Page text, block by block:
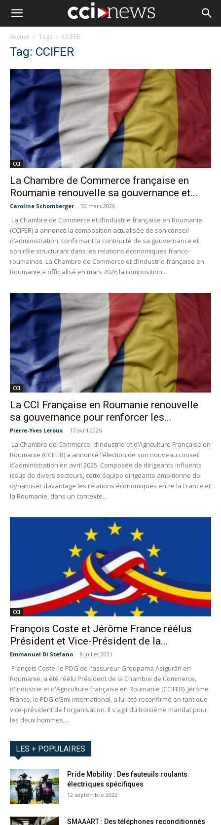
Accueil Tags CCIFER
Tag: CCIFER
CCI
La Chambre de Commerce française en
Roumanie renouvelle sa gouvernance et...
Caroline Schomberger - 30 mars 2026
La Chambre de Commerce et d’Industrie française en Roumanie
(CCIFER) a annoncé la composition actualisée de son conseil
d’administration, confirmant la continuité de sa gouvernance et
son rôle structurant dans les relations économiques franco-
roumaines. La Chambre de Commerce et d’Industrie française en
Roumanie a officialisé en mars 2026 la composition...
CCI
La CCI Française en Roumanie renouvelle
sa gouvernance pour renforcer les...
Pierre-Yves Leroux - 17 avril 2025
La Chambre de Commerce, d’Industrie et d’Agriculture Française en
Roumanie (CCIFER) a annoncé l’élection de son nouveau conseil
d’administration en avril 2025. Composée de dirigeants influents
issus de divers secteurs, cette équipe dirigeante ambitionne de
dynamiser davantage les relations économiques entre la France et
la Roumanie, dans un contexte...
CCI
François Coste et Jérôme France réélus
Président et Vice-Président de la...
Emmanuel Di Stefano - 8 juillet 2021
François Coste, le PDG de l'assureur Groupama Asigurări en
Roumanie, a été réélu Président de la Chambre de Commerce,
d'Industrie et d'Agriculture française en Roumanie (CCIFER). Jérôme
France, le PDG d'Emi International, a lui été reconfirmé en tant que
vice-président de l'organisation. Il s'agit du troisième mandat pour
les deux hommes,...
LES + POPULAIRES
Pride Mobility : Des fauteuils roulants
électriques spécifiques
12 septembre 2022
SMAAART : Des téléphones reconditionnés